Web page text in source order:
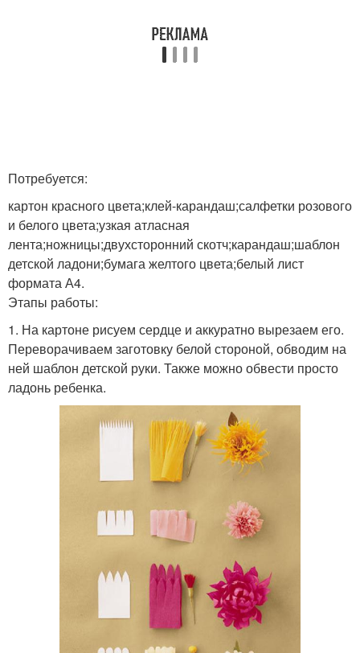
Потребуется:
картон красного цвета;клей-карандаш;салфетки розового
и белого цвета;узкая атласная
лента;ножницы;двухсторонний скотч;карандаш;шаблон
детской ладони;бумага желтого цвета;белый лист
формата А4.
Этапы работы:
1. На картоне рисуем сердце и аккуратно вырезаем его.
Переворачиваем заготовку белой стороной, обводим на
ней шаблон детской руки. Также можно обвести просто
ладонь ребенка.